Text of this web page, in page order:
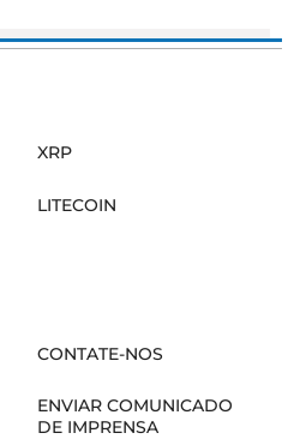
XRP
LITECOIN
CONTATE-NOS
ENVIAR COMUNICADO
DE IMPRENSA